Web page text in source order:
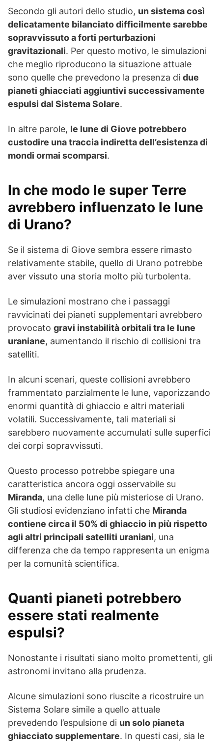
Secondo gli autori dello studio, un sistema così
delicatamente bilanciato difficilmente sarebbe
sopravvissuto a forti perturbazioni
gravitazionali. Per questo motivo, le simulazioni
che meglio riproducono la situazione attuale
sono quelle che prevedono la presenza di due
pianeti ghiacciati aggiuntivi successivamente
espulsi dal Sistema Solare.
In altre parole, le lune di Giove potrebbero
custodire una traccia indiretta dell’esistenza di
mondi ormai scomparsi.
In che modo le super Terre
avrebbero influenzato le lune
di Urano?
Se il sistema di Giove sembra essere rimasto
relativamente stabile, quello di Urano potrebbe
aver vissuto una storia molto più turbolenta.
Le simulazioni mostrano che i passaggi
ravvicinati dei pianeti supplementari avrebbero
provocato gravi instabilità orbitali tra le lune
uraniane, aumentando il rischio di collisioni tra
satelliti.
In alcuni scenari, queste collisioni avrebbero
frammentato parzialmente le lune, vaporizzando
enormi quantità di ghiaccio e altri materiali
volatili. Successivamente, tali materiali si
sarebbero nuovamente accumulati sulle superfici
dei corpi sopravvissuti.
Questo processo potrebbe spiegare una
caratteristica ancora oggi osservabile su
Miranda, una delle lune più misteriose di Urano.
Gli studiosi evidenziano infatti che Miranda
contiene circa il 50% di ghiaccio in più rispetto
agli altri principali satelliti uraniani, una
differenza che da tempo rappresenta un enigma
per la comunità scientifica.
Quanti pianeti potrebbero
essere stati realmente
espulsi?
Nonostante i risultati siano molto promettenti, gli
astronomi invitano alla prudenza.
Alcune simulazioni sono riuscite a ricostruire un
Sistema Solare simile a quello attuale
prevedendo l’espulsione di un solo pianeta
ghiacciato supplementare. In questi casi, sia le